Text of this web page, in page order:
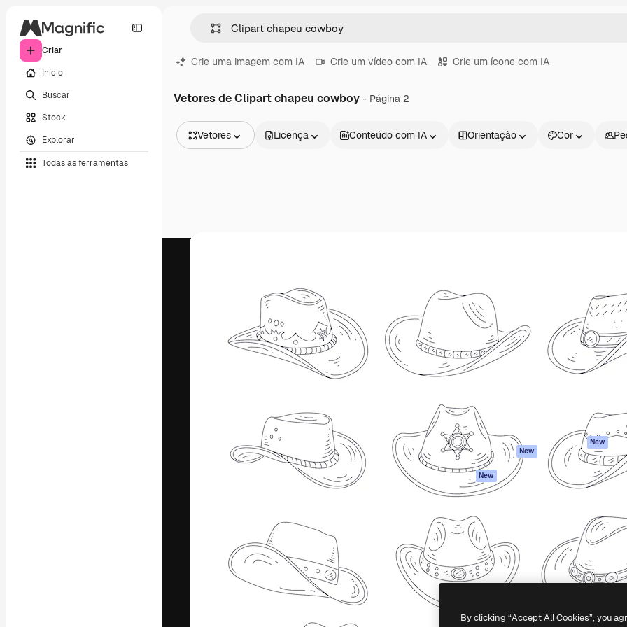
Criar
Início
Buscar
Stock
Explorar
Todas as ferramentas
Crie uma imagem com IA Crie um vídeo com IA Crie um ícone com IA
Vetores de Clipart chapeu cowboy - Página 2
Vetores
Vídeos
Licença Conteúdo com IA Orientação Cor
A plataforma criativa para você direcionar
seu melhor trabalho. Mais de 1 milhão de
assinantes entre criativos, empresas,
agências e estúdios.
Produtos
Assistente de IA
Gerador de
imagens
Texto para voz
Conteúdo de stock
MCP para
Claude/ChatGPT
New
Agentes New
API
Todas as
ferramentas
Começar
Academy
Documentação
Atendimento
Termos e
Política de
privacidade
Originais New
Política de
Central de
confiabilidade
Empresas
Copyright © 2010-2026Freepik Company S.L.U. Todos os direitos reservados.
By clicking “Accept All Cookies”, you